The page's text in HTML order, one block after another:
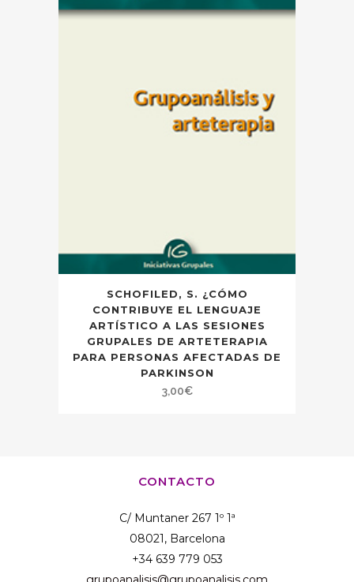
SCHOFILED, S. ¿CÓMO
CONTRIBUYE EL LENGUAJE
ARTÍSTICO A LAS SESIONES
GRUPALES DE ARTETERAPIA
PARA PERSONAS AFECTADAS DE
PARKINSON
3,00€
CONTACTO
C/ Muntaner 267 1º 1ª
08021, Barcelona
+34 639 779 053